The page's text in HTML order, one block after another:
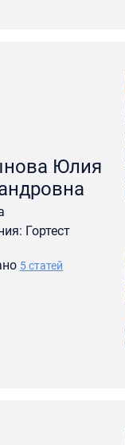
Юлия
Гортест
5 статей